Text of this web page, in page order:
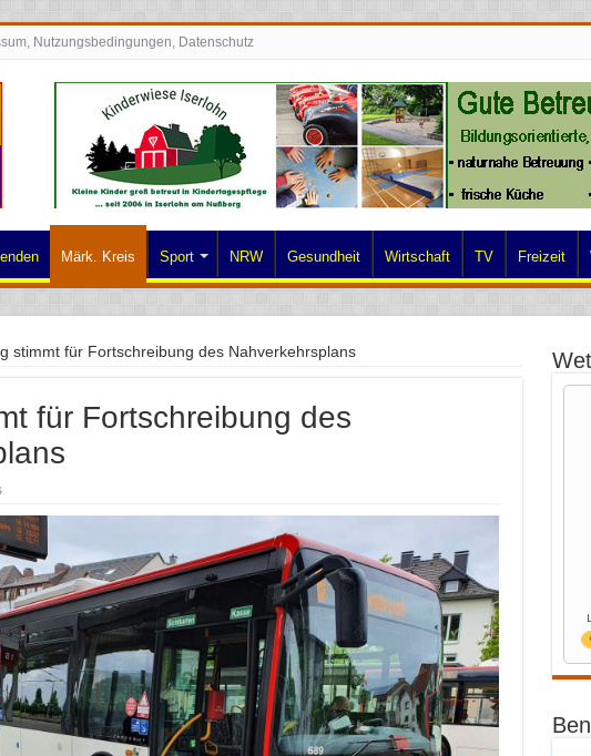
Nutzungsbedingungen, Datenschutz
Märk. Kreis Sport NRW Gesundheit Wirtschaft TV Freizeit
stimmt für Fortschreibung des Nahverkehrsplans
für Fortschreibung des